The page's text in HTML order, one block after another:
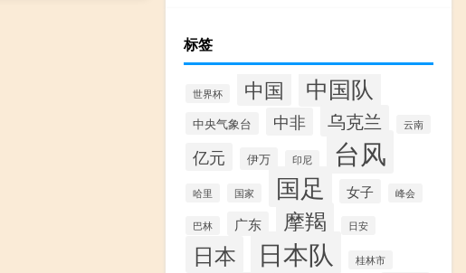
标签
世界杯 中国 中国队
中央气象台 中非 乌克兰 云南
亿元 伊万 印尼 台风
哈里 国家 国足 女子 峰会
巴林 广东 摩羯 日安
日本 日本队 桂林市